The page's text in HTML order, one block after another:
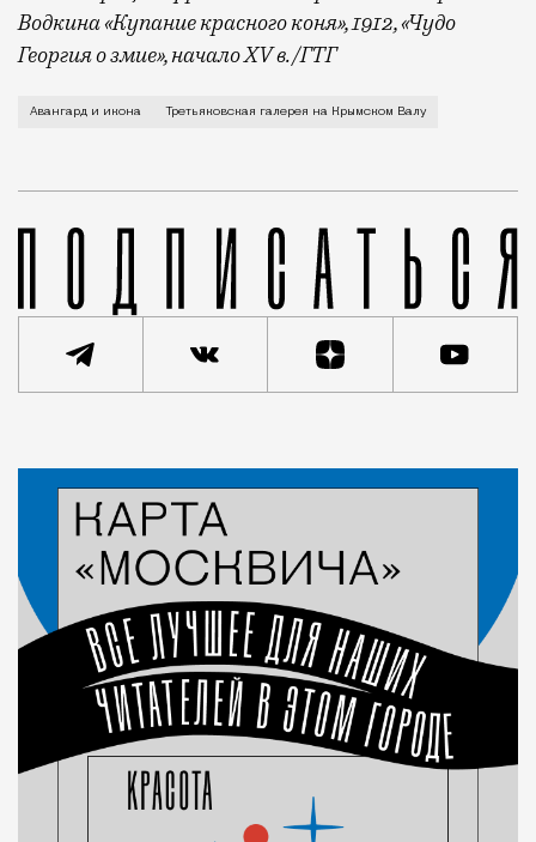
Водкина «Купание красного коня», 1912, «Чудо
Георгия о змие», начало XV в./ГТГ
Экспозиция посвящена, как можно догадаться,
Авангард и икона Третьяковская галерея на Крымском Валу
Город